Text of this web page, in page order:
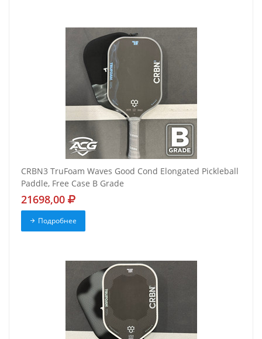
CRBN3 TruFoam Waves Good Cond Elongated Pickleball
Paddle, Free Case B Grade
21698,00
Подробнее